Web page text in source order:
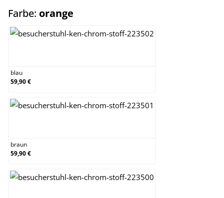
Farbe: orange
blau
59,90 €
braun
59,90 €